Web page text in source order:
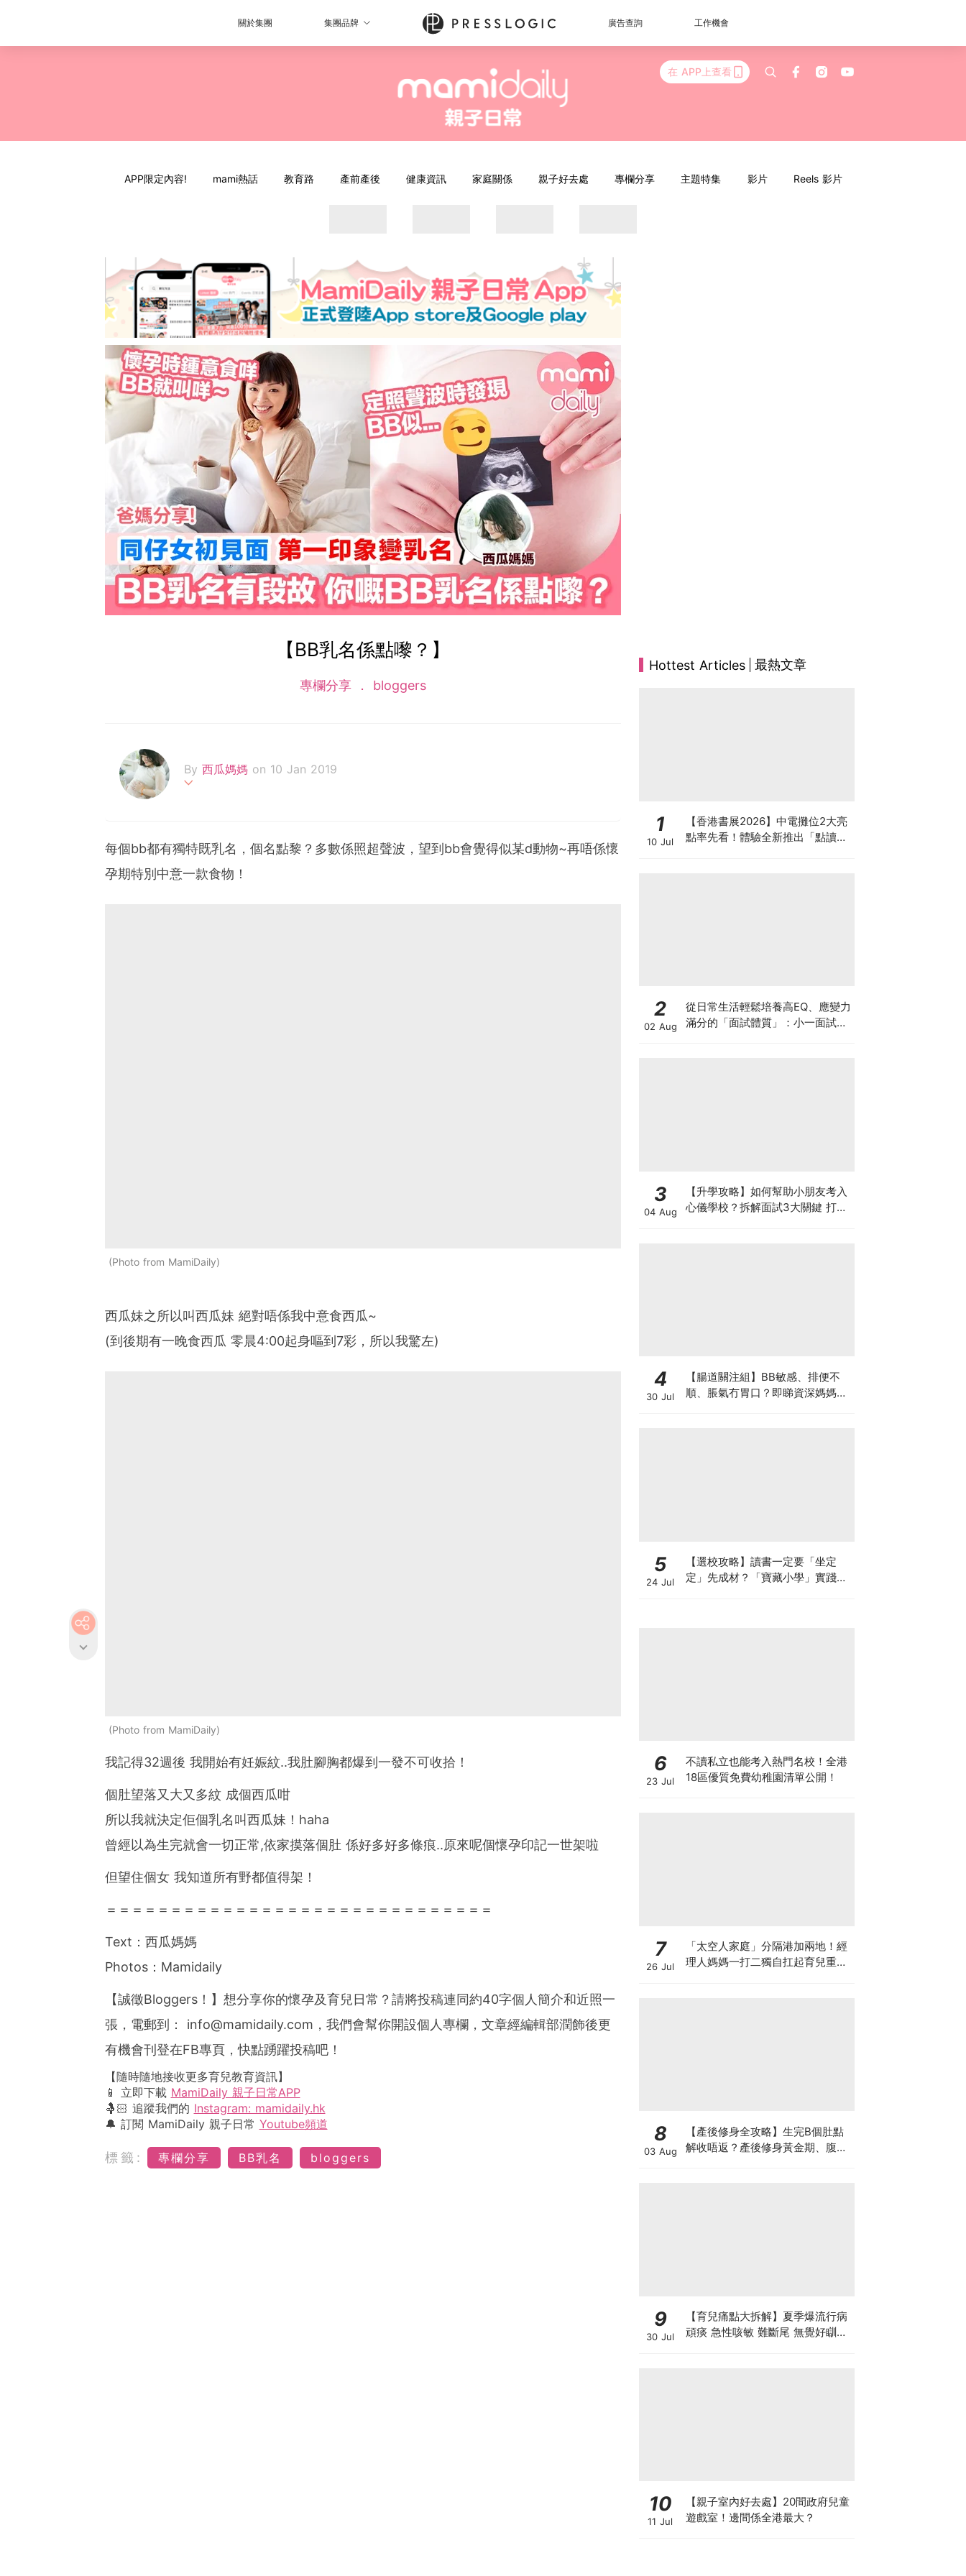
關於集團 集團品牌 廣告查詢 工作機會
在 APP上查看
APP限定內容! mami熱話 教育路 產前產後 健康資訊 家庭關係 親子好去處 專欄分享 主題特集 影片 Reels 影片
【BB乳名係點嚟？】
專欄分享 bloggers
By 西瓜媽媽 on 10 Jan 2019
每個bb都有獨特既乳名，個名點黎？多數係照超聲波，望到bb會覺得似某d動物~再唔係懷
孕期特別中意一款食物！
Photo from MamiDaily
西瓜妹之所以叫西瓜妹 絕對唔係我中意食西瓜~
(到後期有一晚食西瓜 零晨4:00起身嘔到7彩，所以我驚左)
Photo from MamiDaily
我記得32週後 我開始有妊娠紋..我肚腳胸都爆到一發不可收拾！
個肚望落又大又多紋 成個西瓜咁
所以我就決定佢個乳名叫西瓜妹！haha
曾經以為生完就會一切正常,依家摸落個肚 係好多好多條痕..原來呢個懷孕印記一世架啦
但望住個女 我知道所有野都值得架！
＝＝＝＝＝＝＝＝＝＝＝＝＝＝＝＝＝＝＝＝＝＝＝＝＝＝＝＝＝＝
Text：西瓜媽媽
Photos：Mamidaily
【誠徵Bloggers！】想分享你的懷孕及育兒日常？請將投稿連同約40字個人簡介和近照一
張，電郵到： info@mamidaily.com ，我們會幫你開設個人專欄，文章經編輯部潤飾後更
有機會刊登在FB專頁，快點踴躍投稿吧！
【隨時隨地接收更多育兒教育資訊】
📱 立即下載 MamiDaily 親子日常APP
🤱🏻 追蹤我們的 Instagram: mamidaily.hk
🔔 訂閱 MamiDaily 親子日常 Youtube頻道
標籤: 專欄分享 BB乳名 bloggers
Hottest Articles 最熱文章
1
10 Jul
【香港書展2026】中電攤位2大亮
點率先看！體驗全新推出「點讀故
2
02 Aug
從日常生活輕鬆培養高EQ、應變力
滿分的「面試體質」：小一面試最
3
04 Aug
【升學攻略】如何幫助小朋友考入
心儀學校？拆解面試3大關鍵 打好
4
30 Jul
【腸道關注組】BB敏感、排便不
順、脹氣冇胃口？即睇資深媽媽分
5
24 Jul
【選校攻略】讀書一定要「坐定
定」先成材？「寶藏小學」實踐動
6
23 Jul
不讀私立也能考入熱門名校！全港
18區優質免費幼稚園清單公開！
7
26 Jul
「太空人家庭」分隔港加兩地！經
理人媽媽一打二獨自扛起育兒重
8
03 Aug
【產後修身全攻略】生完B個肚點
解收唔返？產後修身黃金期、腹直
9
30 Jul
【育兒痛點大拆解】夏季爆流行病
頑痰 急性咳敏 難斷尾 無覺好瞓？
10
11 Jul
【親子室內好去處】20間政府兒童
遊戲室！邊間係全港最大？